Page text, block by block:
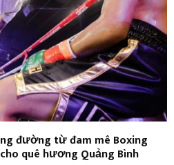
đường từ đam mê Boxing
quê hương Quảng Bình